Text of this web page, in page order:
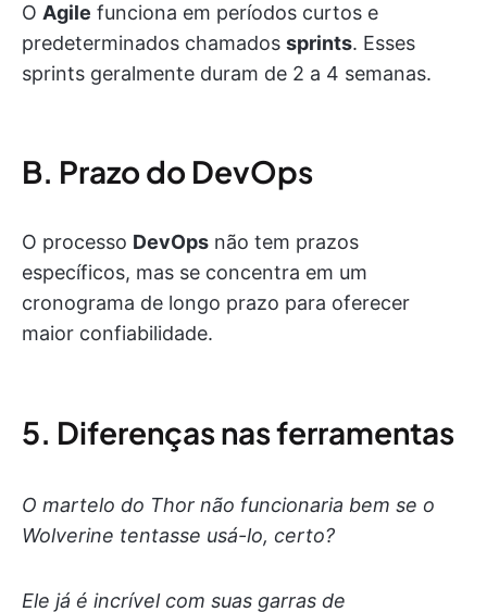
O Agile funciona em períodos curtos e
predeterminados chamados sprints. Esses
sprints geralmente duram de 2 a 4 semanas.
B. Prazo do DevOps
O processo DevOps não tem prazos
específicos, mas se concentra em um
cronograma de longo prazo para oferecer
maior confiabilidade.
5. Diferenças nas ferramentas
O martelo do Thor não funcionaria bem se o
Wolverine tentasse usá-lo, certo?
Ele já é incrível com suas garras de